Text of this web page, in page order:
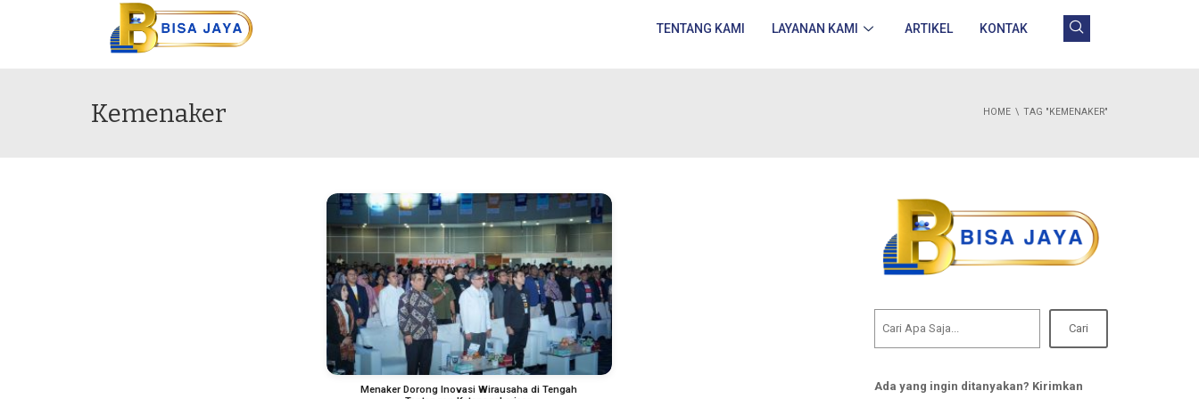
TENTANG KAMI LAYANAN KAMI ARTIKEL KONTAK
Kemenaker HOME TAG "KEMENAKER"
Menaker Dorong Inovasi Wirausaha di Tengah
Cari
Ada yang ingin ditanyakan? Kirimkan